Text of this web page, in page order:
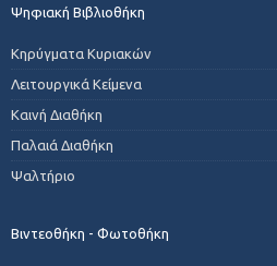
Ψηφιακή Βιβλιοθήκη
Κηρύγματα Κυριακών
Λειτουργικά Κείμενα
Καινή Διαθήκη
Παλαιά Διαθήκη
Ψαλτήριο
Βιντεοθήκη - Φωτοθήκη